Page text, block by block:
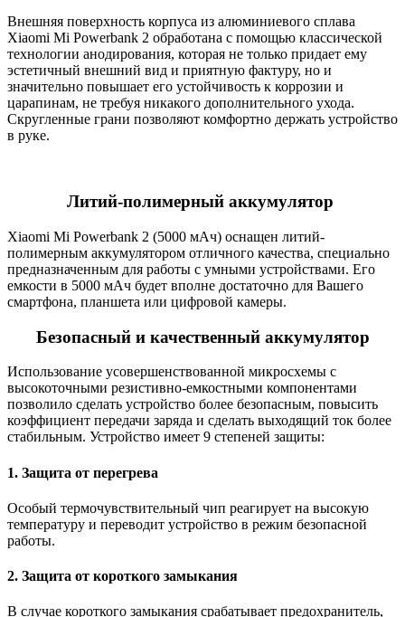
Внешняя поверхность корпуса из алюминиевого сплава
Xiaomi Mi Powerbank 2 обработана с помощью классической
технологии анодирования, которая не только придает ему
эстетичный внешний вид и приятную фактуру, но и
значительно повышает его устойчивость к коррозии и
царапинам, не требуя никакого дополнительного ухода.
Скругленные грани позволяют комфортно держать устройство
в руке.
Литий-полимерный аккумулятор
Xiaomi Mi Powerbank 2 (5000 мАч) оснащен литий-
полимерным аккумулятором отличного качества, специально
предназначенным для работы с умными устройствами. Его
емкости в 5000 мАч будет вполне достаточно для Вашего
смартфона, планшета или цифровой камеры.
Безопасный и качественный аккумулятор
Использование усовершенствованной микросхемы с
высокоточными резистивно-емкостными компонентами
позволило сделать устройство более безопасным, повысить
коэффициент передачи заряда и сделать выходящий ток более
стабильным. Устройство имеет 9 степеней защиты:
1. Защита от перегрева
Особый термочувствительный чип реагирует на высокую
температуру и переводит устройство в режим безопасной
работы.
2. Защита от короткого замыкания
В случае короткого замыкания срабатывает предохранитель,